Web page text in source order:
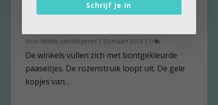
Pasen en Jezus’ lijden: emoties
doorWiette van Klingeren |29 maart 2018 | 0
De winkels vullen zich met bontgekleurde
paaseitjes. De rozenstruik loopt uit. De gele
kopjes van...
Schrijf je in